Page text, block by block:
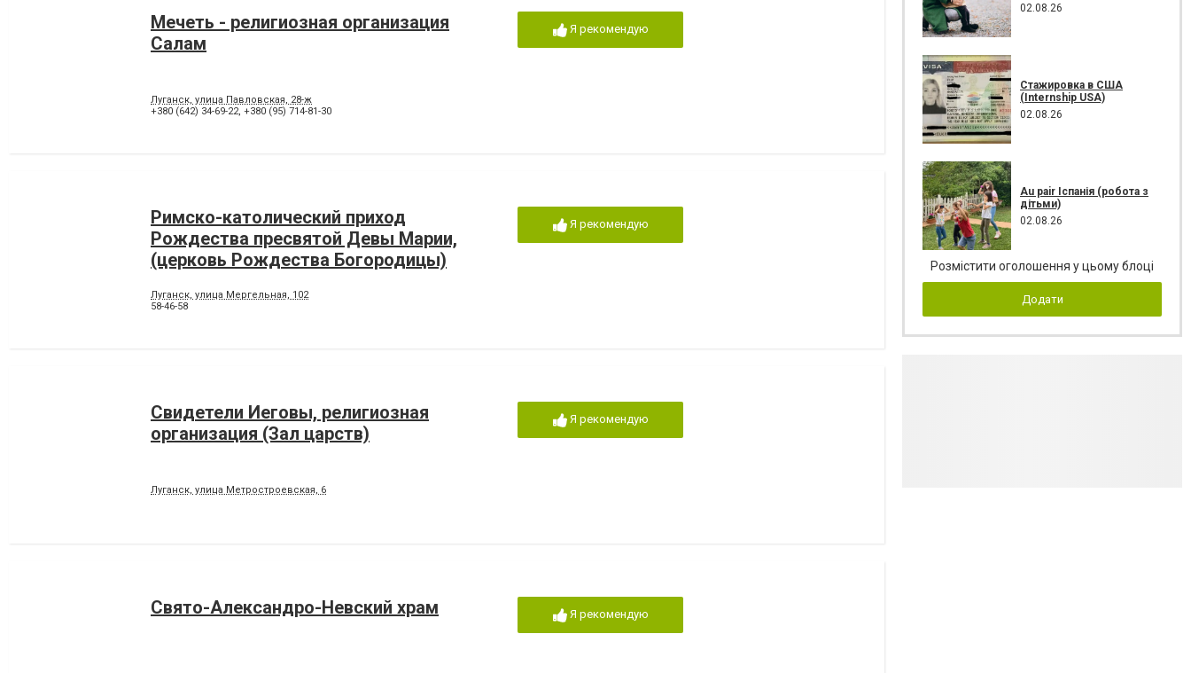
Мечеть - религиозная организация
Салам
Луганск, улица Павловская, 28-ж
+380 (642) 34-69-22, +380 (95) 714-81-30
Я рекомендую
Римско-католический приход
Рождества пресвятой Девы Марии,
(церковь Рождества Богородицы)
Луганск, улица Мергельная, 102
58-46-58
Я рекомендую
Свидетели Иеговы, религиозная
организация (Зал царств)
Луганск, улица Метростроевская, 6
Я рекомендую
Свято-Александро-Невский храм Я рекомендую
02.08.26
Стажировка в США
(Internship USA)
02.08.26
Au pair Іспанія (робота з
дітьми)
02.08.26
Розмістити оголошення у цьому блоці
Додати